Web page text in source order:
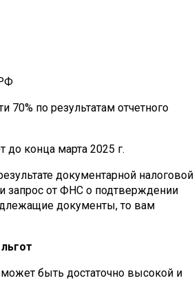
по результатам отчетного
конца марта 2025 г.
документарной налоговой
запрос от ФНС о подтверждении
документы, то вам
быть достаточно высокой и